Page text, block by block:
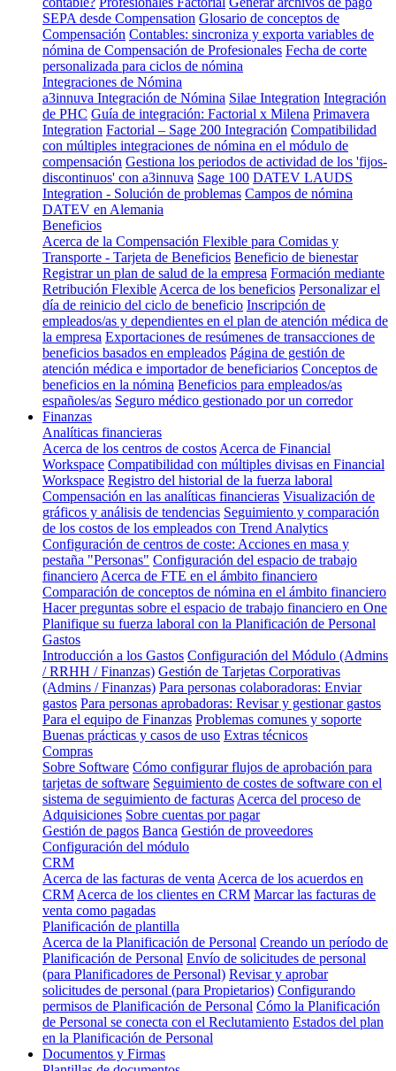
SEPA desde Compensation Glosario de conceptos de
Compensación Contables: sincroniza y exporta variables de
nómina de Compensación de Profesionales Fecha de corte
personalizada para ciclos de nómina
Integraciones de Nómina
a3innuva Integración de Nómina Silae Integration Integración
de PHC Guía de integración: Factorial x Milena Primavera
Integration Factorial – Sage 200 Integración Compatibilidad
con múltiples integraciones de nómina en el módulo de
compensación Gestiona los periodos de actividad de los 'fijos-
discontinuos' con a3innuva Sage 100 DATEV LAUDS
Integration - Solución de problemas Campos de nómina
DATEV en Alemania
Beneficios
Acerca de la Compensación Flexible para Comidas y
Transporte - Tarjeta de Beneficios Beneficio de bienestar
Registrar un plan de salud de la empresa Formación mediante
Retribución Flexible Acerca de los beneficios Personalizar el
día de reinicio del ciclo de beneficio Inscripción de
empleados/as y dependientes en el plan de atención médica de
la empresa Exportaciones de resúmenes de transacciones de
beneficios basados en empleados Página de gestión de
atención médica e importador de beneficiarios Conceptos de
beneficios en la nómina Beneficios para empleados/as
españoles/as Seguro médico gestionado por un corredor
Finanzas
Analíticas financieras
Acerca de los centros de costos Acerca de Financial
Workspace Compatibilidad con múltiples divisas en Financial
Workspace Registro del historial de la fuerza laboral
Compensación en las analíticas financieras Visualización de
gráficos y análisis de tendencias Seguimiento y comparación
de los costos de los empleados con Trend Analytics
Configuración de centros de coste: Acciones en masa y
pestaña "Personas" Configuración del espacio de trabajo
financiero Acerca de FTE en el ámbito financiero
Comparación de conceptos de nómina en el ámbito financiero
Hacer preguntas sobre el espacio de trabajo financiero en One
Planifique su fuerza laboral con la Planificación de Personal
Gastos
Introducción a los Gastos Configuración del Módulo (Admins
/ RRHH / Finanzas) Gestión de Tarjetas Corporativas
(Admins / Finanzas) Para personas colaboradoras: Enviar
gastos Para personas aprobadoras: Revisar y gestionar gastos
Para el equipo de Finanzas Problemas comunes y soporte
Buenas prácticas y casos de uso Extras técnicos
Compras
Sobre Software Cómo configurar flujos de aprobación para
tarjetas de software Seguimiento de costes de software con el
sistema de seguimiento de facturas Acerca del proceso de
Adquisiciones Sobre cuentas por pagar
Gestión de pagos Banca Gestión de proveedores
Configuración del módulo
CRM
Acerca de las facturas de venta Acerca de los acuerdos en
CRM Acerca de los clientes en CRM Marcar las facturas de
venta como pagadas
Planificación de plantilla
Acerca de la Planificación de Personal Creando un período de
Planificación de Personal Envío de solicitudes de personal
(para Planificadores de Personal) Revisar y aprobar
solicitudes de personal (para Propietarios) Configurando
permisos de Planificación de Personal Cómo la Planificación
de Personal se conecta con el Reclutamiento Estados del plan
en la Planificación de Personal
Documentos y Firmas